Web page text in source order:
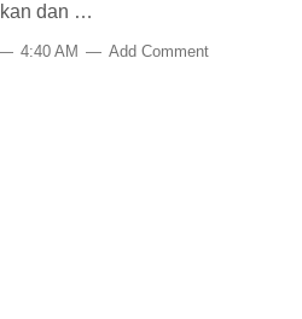
dan …
4:40 AM Add Comment